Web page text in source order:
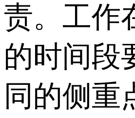
责。工作
的时间段
同的侧重